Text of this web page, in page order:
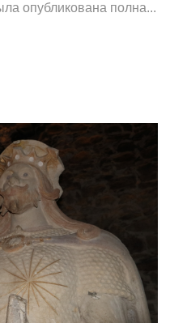
опубликована полна...